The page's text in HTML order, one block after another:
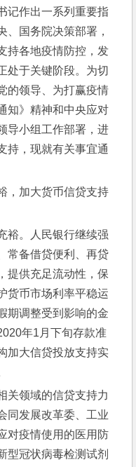
记作出一系列重要指
、国务院决策部署，
持各地疫情防控，发
处于关键阶段。为切
的领导、为打赢疫情
知》精神和中央应对
导小组工作部署，进
持，现就有关事宜通
加大货币信贷支持
。人民银行继续强
常备借贷便利、再贷
提供充足流动性，保
货币市场利率平稳运
期调整受到影响的金
年1月下旬存款准
加大信贷投放支持实
领域的信贷支持力
同发展改革委、工业
对疫情使用的医用防
型冠状病毒检测试剂